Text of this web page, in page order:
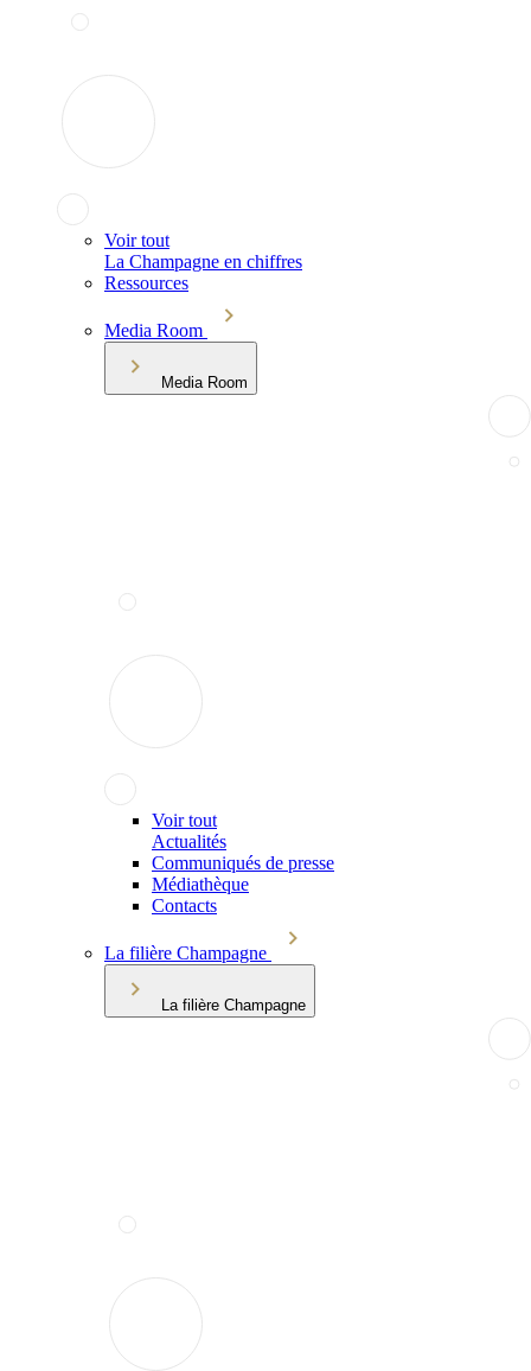
Voir tout
La Champagne en chiffres
Ressources
Media Room
Media Room
Voir tout
Actualités
Communiqués de presse
Médiathèque
Contacts
La filière Champagne
La filière Champagne